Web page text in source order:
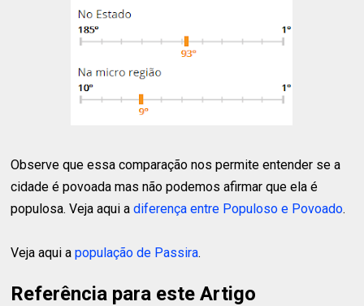
Observe que essa comparação nos permite entender se a
cidade é povoada mas não podemos afirmar que ela é
populosa. Veja aqui adiferença entre Populoso e Povoado.
Veja aqui apopulação de Passira.
Referência para este Artigo